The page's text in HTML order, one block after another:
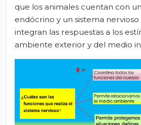
que los animales cuentan con
endócrino y un sistema
integran las respuestas a los
ambiente exterior y del medio